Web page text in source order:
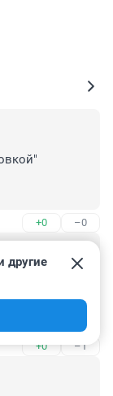
+0 –0
,самое
хлебом. Люди
канючить
Встаньте
прекращайте
и не читали
+0 –1
другие